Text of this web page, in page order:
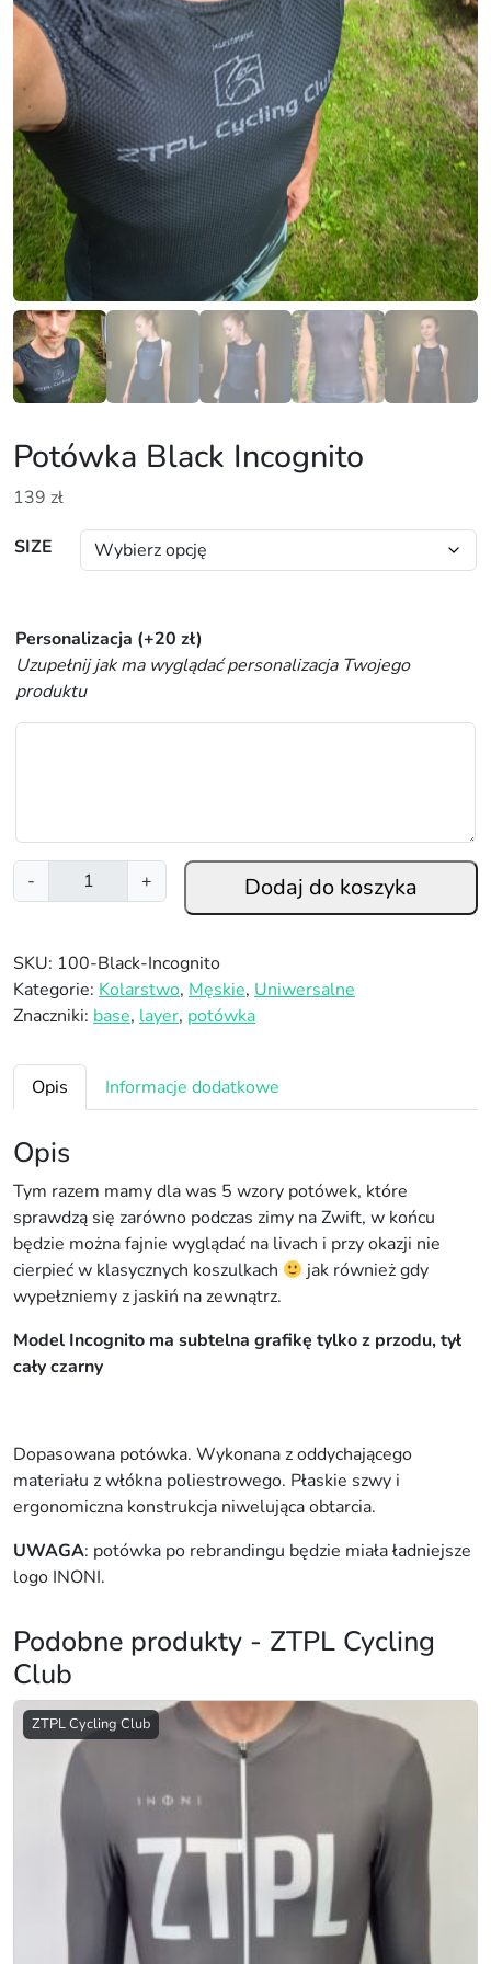
Potówka Black Incognito
139 zł
SIZE
Personalizacja (+20 zł)
Uzupełnij jak ma wyglądać personalizacja Twojego
produktu
-
l
ś
ć
P
w
a
B
l
a
c
k
n
c
n
i
t
+ Dodaj do koszyka
SKU: 100-Black-Incognito
Kategorie: Kolarstwo, Męskie, Uniwersalne
Znaczniki: base, layer, potówka
Opis Informacje dodatkowe
Opis
Tym razem mamy dla was 5 wzory potówek, które
sprawdzą się zarówno podczas zimy na Zwift, w końcu
będzie można fajnie wyglądać na livach i przy okazji nie
cierpieć w klasycznych koszulkach
jak również gdy
wypełzniemy z jaskiń na zewnątrz.
Model Incognito ma subtelna grafikę tylko z przodu, tył
cały czarny
Dopasowana potówka. Wykonana z oddychającego
materiału z włókna poliestrowego. Płaskie szwy i
ergonomiczna konstrukcja niwelująca obtarcia.
UWAGA: potówka po rebrandingu będzie miała ładniejsze
logo INONI.
Podobne produkty - ZTPL Cycling
Club
ZTPL Cycling Club